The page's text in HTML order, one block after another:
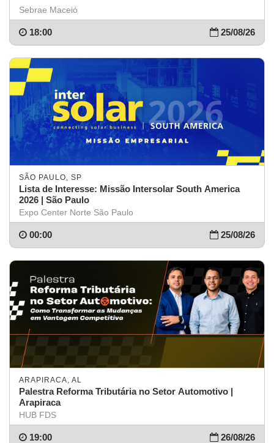
Sebrae Maceió
25/08/26
18:00
SÃO PAULO, SP
Lista de Interesse: Missão Intersolar South America
2026 | São Paulo
Expo Center Norte São Paulo
25/08/26
00:00
ARAPIRACA, AL
Palestra Reforma Tributária no Setor Automotivo |
Arapiraca
HUB FDS
26/08/26
19:00